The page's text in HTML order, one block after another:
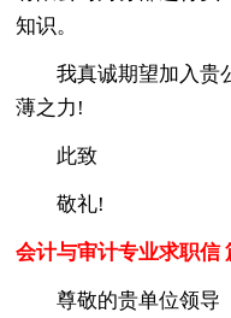
知识。
我真诚期望加入贵
薄之力!
此致
敬礼!
会计与审计专业求职信
尊敬的贵单位领导